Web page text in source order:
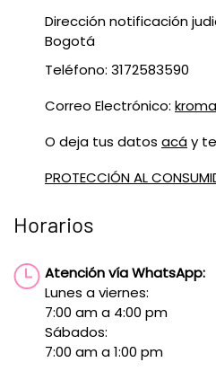
Dirección notificación
Bogotá
Teléfono: 3172583590
Correo Electrónico:
O deja tus datos acáy
PROTECCIÓN AL
Horarios
Atención vía WhatsApp:
Lunes a viernes:
7:00 am a 4:00 pm
Sábados:
7:00 am a 1:00 pm